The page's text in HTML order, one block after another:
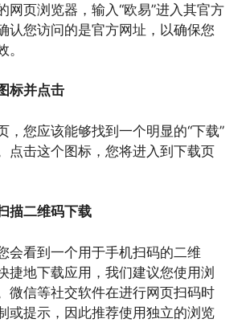
网页浏览器，输入“欧易”进入其官方
认您访问的是官方网址，以确保您
标并点击
，您应该能够找到一个明显的“下载”
点击这个图标，您将进入到下载页
描二维码下载
会看到一个用于手机扫码的二维
捷地下载应用，我们建议您使用浏
微信等社交软件在进行网页扫码时
或提示，因此推荐使用独立的浏览